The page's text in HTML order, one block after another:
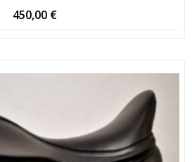
450,00 €